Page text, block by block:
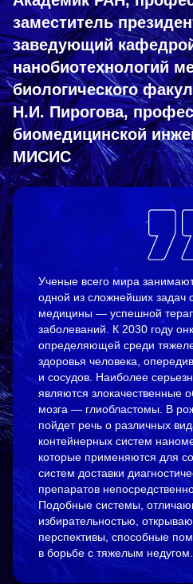
заместитель
заведующий
нанобиотехнологий
биологического
Н.И. Пирогова,
биомедицинской
МИСИС
Ученые всего мира
одной из сложнейших задач
медицины — успешной
заболеваний. К 2030 году
определяющей среди
здоровья человека,
и сосудов. Наиболее
являются злокачественные
мозга — глиобластомы. В
пойдет речь о различных
контейнерных систем
которые применяются для
систем доставки
препаратов
Подобные системы,
избирательностью,
перспективы, способные
в борьбе с тяжелым недугом.